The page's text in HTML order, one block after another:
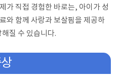
가 직접 경험한 바로는, 아이가 성
와 함께 사랑과 보살핌을 제공하
질 수 있습니다.